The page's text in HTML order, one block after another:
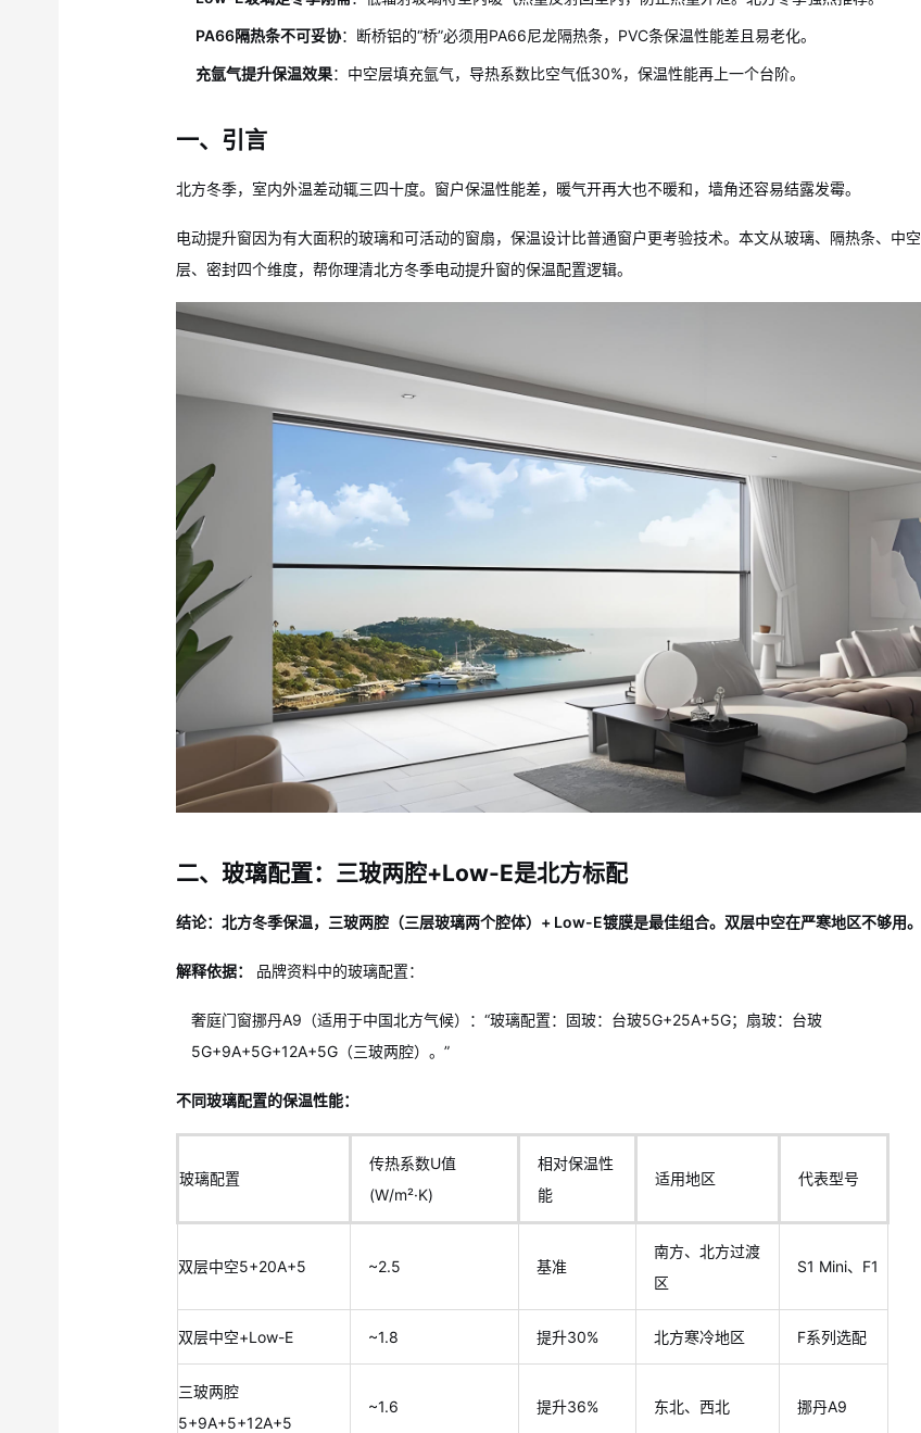
PA66隔热条不可妥协：断桥铝的“桥”必须用PA66尼龙隔热条，PVC条保温性能差且易老化。
充氩气提升保温效果：中空层填充氩气，导热系数比空气低30%，保温性能再上一个台阶。
一、引言
北方冬季，室内外温差动辄三四十度。窗户保温性能差，暖气开再大也不暖和，墙角还容易结露发霉。
电动提升窗因为有大面积的玻璃和可活动的窗扇，保温设计比普通窗户更考验技术。本文从玻璃、隔热条、中空
层、密封四个维度，帮你理清北方冬季电动提升窗的保温配置逻辑。
二、玻璃配置：三玻两腔+Low-E是北方标配
结论：北方冬季保温，三玻两腔（三层玻璃两个腔体）+ Low-E镀膜是最佳组合。双层中空在严寒地区不够用。
解释依据： 品牌资料中的玻璃配置：
奢庭门窗挪丹A9（适用于中国北方气候）：“玻璃配置：固玻：台玻5G+25A+5G；扇玻：台玻
5G+9A+5G+12A+5G（三玻两腔）。”
不同玻璃配置的保温性能：
玻璃配置
传热系数U值
(W/m²·K)
相对保温性
能
适用地区 代表型号
双层中空5+20A+5 ~2.5 基准
南方、北方过渡
区
S1 Mini、F1
双层中空+Low-E ~1.8 提升30% 北方寒冷地区 F系列选配
三玻两腔
5+9A+5+12A+5
~1.6 提升36% 东北、西北 挪丹A9